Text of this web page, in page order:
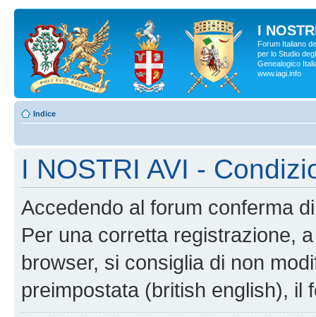
I
Forum Italiano
per lo Studio
Genealogico
www.iagi.info
Indice
I NOSTRI AVI -
Accedendo al forum conferma
Per una corretta registrazione,
browser, si consiglia di non
preimpostata (british english), il